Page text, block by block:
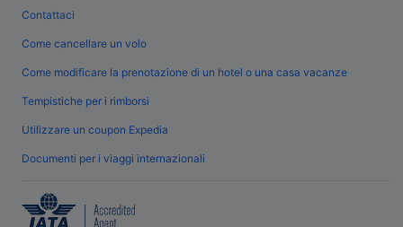
Contattaci
Come cancellare un volo
Come modificare la prenotazione di un hotel o una casa vacanze
Tempistiche per i rimborsi
Utilizzare un coupon Expedia
Documenti per i viaggi internazionali